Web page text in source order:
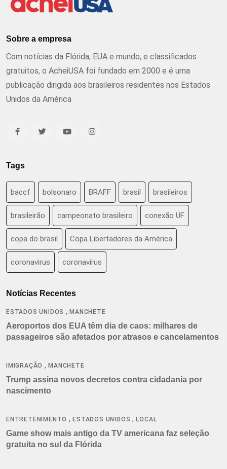
Sobre a empresa
Com notícias da Flórida, EUA e mundo, e classificados
gratuitos, o AcheiUSA foi fundado em 2000 e é uma
publicação dirigida aos brasileiros residentes nos Estados
Unidos da América
Tags
baccf bolsonaro BRAFF brasil brasileiros
brasileirão campeonato brasileiro conexão UF
copa do brasil Copa Libertadores da América
coronavirus coronavírus
Notícias Recentes
ESTADOS UNIDOS ,MANCHETE
Aeroportos dos EUA têm dia de caos: milhares de
passageiros são afetados por atrasos e cancelamentos
IMIGRAÇÃO ,MANCHETE
Trump assina novos decretos contra cidadania por
nascimento
ENTRETENIMENTO ,ESTADOS UNIDOS ,LOCAL
Game show mais antigo da TV americana faz seleção
gratuita no sul da Flórida